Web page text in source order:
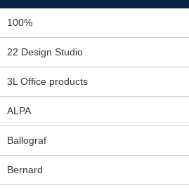
100%
22 Design Studio
3L Office products
ALPA
Ballograf
Bernard